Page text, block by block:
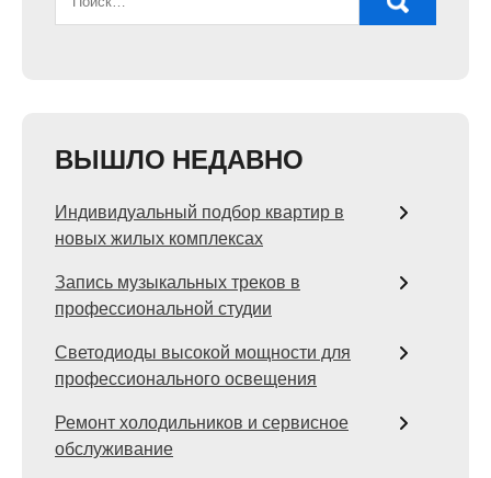
ВЫШЛО НЕДАВНО
Индивидуальный подбор квартир в
новых жилых комплексах
Запись музыкальных треков в
профессиональной студии
Светодиоды высокой мощности для
профессионального освещения
Ремонт холодильников и сервисное
обслуживание